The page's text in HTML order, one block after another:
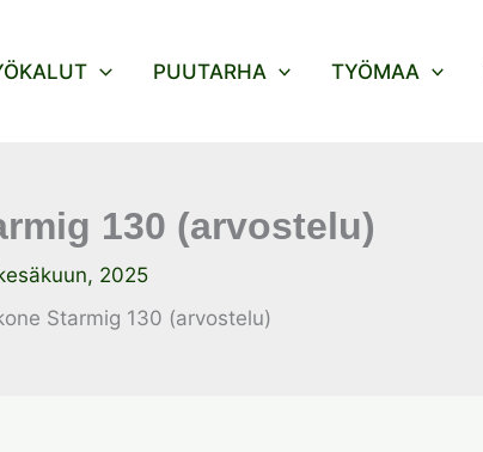
PUUTARHA TYÖMAA
130 (arvostelu)
2025
Starmig 130 (arvostelu)